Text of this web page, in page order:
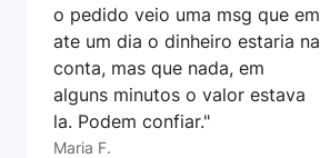
o pedido veio uma msg que em
ate um dia o dinheiro estaria na
conta, mas que nada, em
alguns minutos o valor estava
la. Podem confiar."
Maria F.